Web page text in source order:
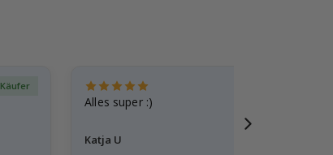
Alles super :)
Katja U